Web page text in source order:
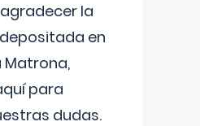
la
en
Matrona,
para
dudas.